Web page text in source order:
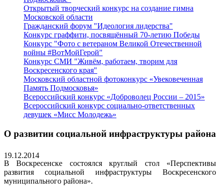
Открытый творческий конкурс на создание гимна
Московской области
Гражданский форум "Идеология лидерства"
Конкурс граффити, посвящённый 70-летию Победы
Конкурс "Фото с ветераном Великой Отечественной
войны #ВотМойГерой"
Конкурс СМИ "Живём, работаем, творим для
Воскресенского края"
Московский областной фотоконкурс «Увековеченная
Память Подмосковья»
Всероссийский конкурс «Доброволец России – 2015»
Всероссийский конкурс социально-ответственных
девушек «Мисс Молодежь»
О развитии социальной инфраструктуры района
19.12.2014
В Воскресенске состоялся круглый стол «Перспективы
развития социальной инфраструктуры Воскресенского
муниципального района».